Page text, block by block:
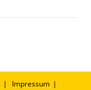
Impressum